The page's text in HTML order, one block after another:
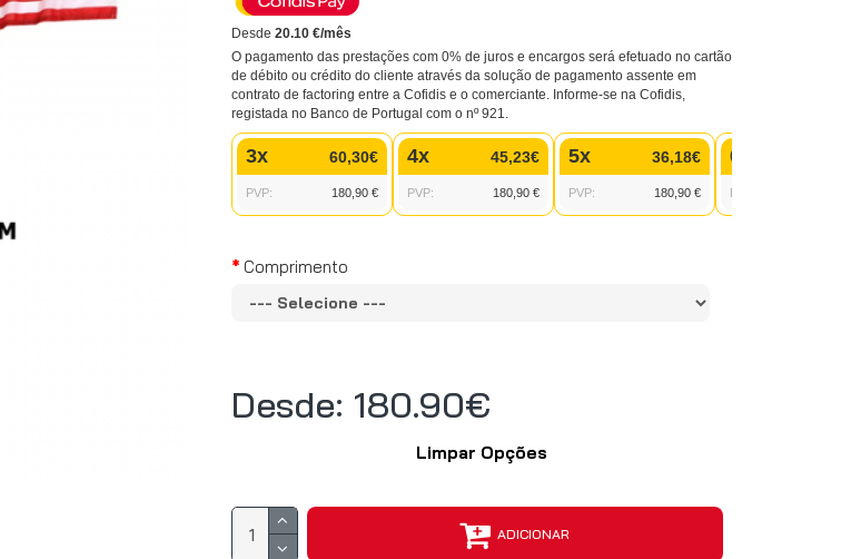
Desde 20.10 €/mês
O pagamento das prestações com 0% de juros e encargos será efetuado no cartão
de débito ou crédito do cliente através da solução de pagamento assente em
contrato de factoring entre a Cofidis e o comerciante. Informe-se na Cofidis,
registada no Banco de Portugal com o nº 921.
3x 60,30€
PVP: 180,90 €
4x 45,23€
PVP: 180,90 €
5x 36,18€
PVP: 180,90 €
6x
PVP:
Desde: 180.90€
Comprimento
Limpar Opções
ADICIONAR